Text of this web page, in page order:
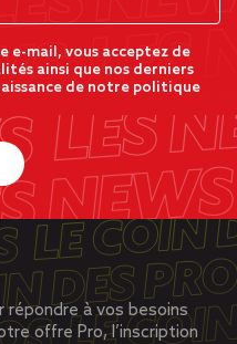
e-mail, vous acceptez de
ainsi que nos derniers
de notre politique
répondre à vos besoins
offre Pro, l’inscription